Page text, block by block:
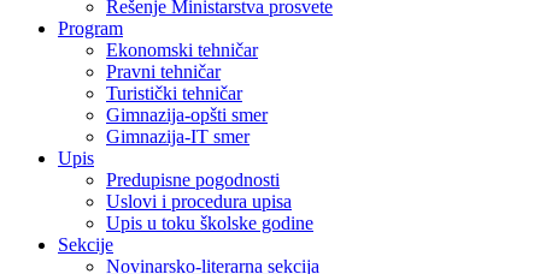
Rešenje Ministarstva prosvete
Program
Ekonomski tehničar
Pravni tehničar
Turistički tehničar
Gimnazija-opšti smer
Gimnazija-IT smer
Upis
Predupisne pogodnosti
Uslovi i procedura upisa
Upis u toku školske godine
Sekcije
Novinarsko-literarna sekcija